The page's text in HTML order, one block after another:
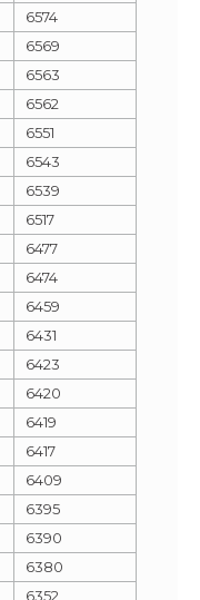
6574
6569
6563
6562
6551
6543
6539
6517
6477
6474
6459
6431
6423
6420
6419
6417
6409
6395
6390
6380
6352